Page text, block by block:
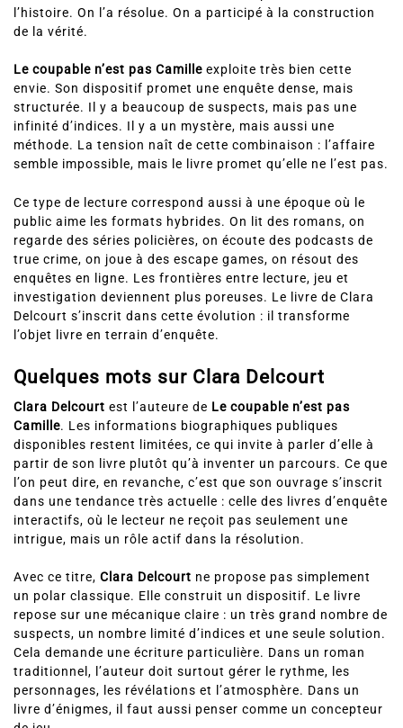
l’histoire. On l’a résolue. On a participé à la construction
de la vérité.
Le coupable n’est pas Camille exploite très bien cette
envie. Son dispositif promet une enquête dense, mais
structurée. Il y a beaucoup de suspects, mais pas une
infinité d’indices. Il y a un mystère, mais aussi une
méthode. La tension naît de cette combinaison : l’affaire
semble impossible, mais le livre promet qu’elle ne l’est pas.
Ce type de lecture correspond aussi à une époque où le
public aime les formats hybrides. On lit des romans, on
regarde des séries policières, on écoute des podcasts de
true crime, on joue à des escape games, on résout des
enquêtes en ligne. Les frontières entre lecture, jeu et
investigation deviennent plus poreuses. Le livre de Clara
Delcourt s’inscrit dans cette évolution : il transforme
l’objet livre en terrain d’enquête.
Quelques mots sur Clara Delcourt
Clara Delcourt est l’auteure de Le coupable n’est pas
Camille. Les informations biographiques publiques
disponibles restent limitées, ce qui invite à parler d’elle à
partir de son livre plutôt qu’à inventer un parcours. Ce que
l’on peut dire, en revanche, c’est que son ouvrage s’inscrit
dans une tendance très actuelle : celle des livres d’enquête
interactifs, où le lecteur ne reçoit pas seulement une
intrigue, mais un rôle actif dans la résolution.
Avec ce titre, Clara Delcourt ne propose pas simplement
un polar classique. Elle construit un dispositif. Le livre
repose sur une mécanique claire : un très grand nombre de
suspects, un nombre limité d’indices et une seule solution.
Cela demande une écriture particulière. Dans un roman
traditionnel, l’auteur doit surtout gérer le rythme, les
personnages, les révélations et l’atmosphère. Dans un
livre d’énigmes, il faut aussi penser comme un concepteur